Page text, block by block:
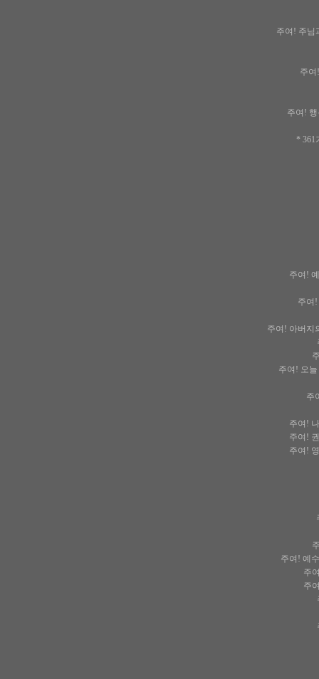
주여! 주님
주여!
주여! 행
* 361
주여!
주여
주여! 아버지
주여! 오
주
주여!
주여!
주여!
주여! 예
주
주